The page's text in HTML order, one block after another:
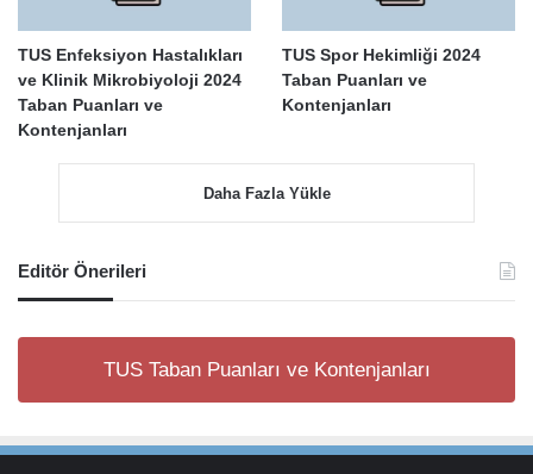
TUS Enfeksiyon Hastalıkları
ve Klinik Mikrobiyoloji 2024
Taban Puanları ve
Kontenjanları
TUS Spor Hekimliği 2024
Taban Puanları ve
Kontenjanları
Daha Fazla Yükle
Editör Önerileri
TUS Taban Puanları ve Kontenjanları